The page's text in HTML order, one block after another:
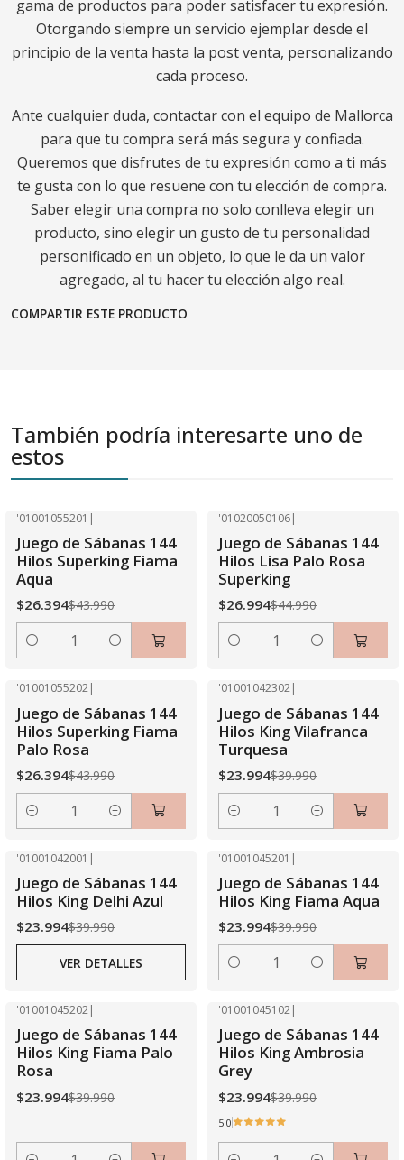
gama de productos para poder satisfacer tu expresión.
Otorgando siempre un servicio ejemplar desde el
principio de la venta hasta la post venta, personalizando
cada proceso.
Ante cualquier duda, contactar con el equipo de Mallorca
para que tu compra será más segura y confiada.
Queremos que disfrutes de tu expresión como a ti más
te gusta con lo que resuene con tu elección de compra.
Saber elegir una compra no solo conlleva elegir un
producto, sino elegir un gusto de tu personalidad
personificado en un objeto, lo que le da un valor
agregado, al tu hacer tu elección algo real.
COMPARTIR ESTE PRODUCTO
También podría interesarte uno de
estos
'01001055201 |
Juego de Sábanas 144
Hilos Superking Fiama
Aqua
$26.394$43.990
Cantidad
'01020050106|
Juego de Sábanas 144
Hilos Lisa Palo Rosa
Superking
$26.994$44.990
Cantidad
'01001055202|
Juego de Sábanas 144
Hilos Superking Fiama
Palo Rosa
$26.394$43.990
Cantidad
'01001042302|
Juego de Sábanas 144
Hilos King Vilafranca
Turquesa
$23.994$39.990
Cantidad
Agotado
'01001042001 |
Juego de Sábanas 144
Hilos King Delhi Azul
$23.994$39.990
VER DETALLES
'01001045201 |
Juego de Sábanas 144
Hilos King Fiama Aqua
$23.994$39.990
Cantidad
'01001045202|
Juego de Sábanas 144
Hilos King Fiama Palo
Rosa
$23.994$39.990
'01001045102|
Juego de Sábanas 144
Hilos King Ambrosia
Grey
$23.994$39.990
5.0